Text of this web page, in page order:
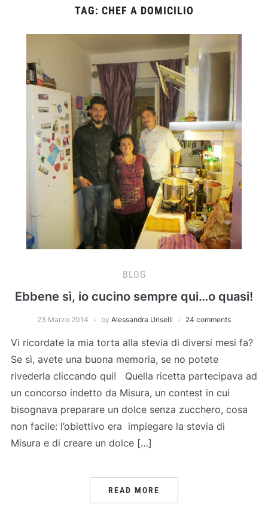
TAG: CHEF A DOMICILIO
BLOG
Ebbene sì, io cucino sempre qui…o quasi!
23 Marzo 2014 by Alessandra Uriselli 24 comments
Vi ricordate la mia torta alla stevia di diversi mesi fa?
Se sì, avete una buona memoria, se no potete
rivederla cliccando qui! Quella ricetta partecipava ad
un concorso indetto da Misura, un contest in cui
bisognava preparare un dolce senza zucchero, cosa
non facile: l’obiettivo era impiegare la stevia di
Misura e di creare un dolce […]
READ MORE